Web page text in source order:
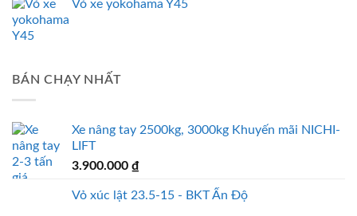
Vỏ xe yokohama Y45
BÁN CHẠY NHẤT
Xe nâng tay 2500kg, 3000kg Khuyến mãi NICHI-
LIFT
3.900.000 ₫
Vỏ xúc lật 23.5-15 - BKT Ấn Độ